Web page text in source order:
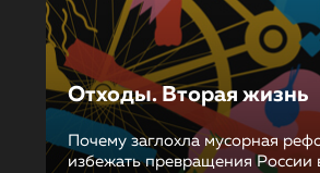
Отходы. Вторая жизнь
Почему заглохла мусорная
избежать превращения России